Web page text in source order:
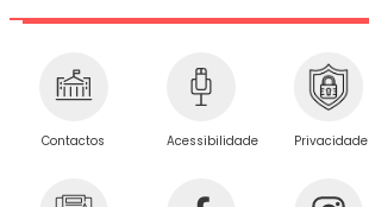
Contactos Acessibilidade Privacidade